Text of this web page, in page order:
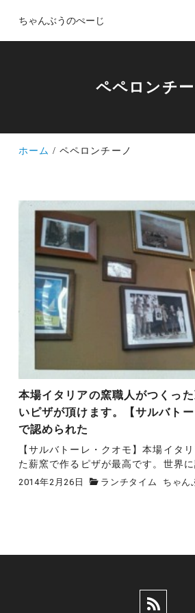
ちゃんぶうのぺーじ
ペペロンチー
ホーム ペペロンチーノ
本場イタリアの窯職人がつくっ
いピザが頂けます。【サルバト
で認められた
【サルバトーレ・クオモ】本場イタ
た薪窯で作るピザが最高です。世界に
2014年2月26日 ランチタイム ちゃん